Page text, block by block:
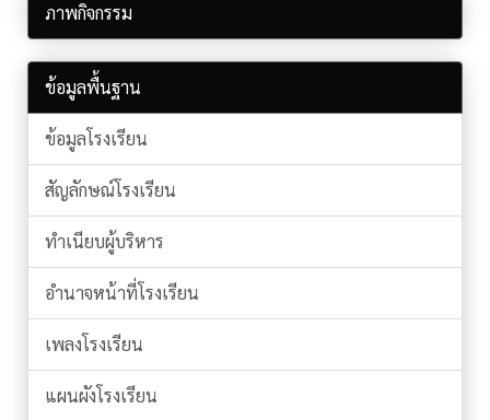
ภาพกิจกรรม
ข้อมูลพื้นฐาน
ข้อมูลโรงเรียน
สัญลักษณ์โรงเรียน
ทำเนียบผู้บริหาร
อำนาจหน้าที่โรงเรียน
เพลงโรงเรียน
แผนผังโรงเรียน